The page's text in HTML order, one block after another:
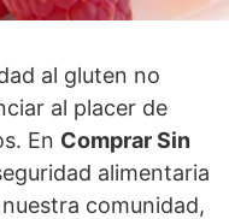
al gluten no
al placer de
En Comprar Sin
alimentaria
comunidad,